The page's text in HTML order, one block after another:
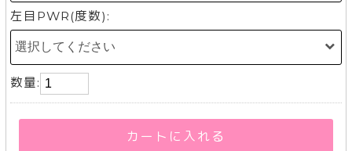
左目PWR(度数):
数量:
カートに入れる